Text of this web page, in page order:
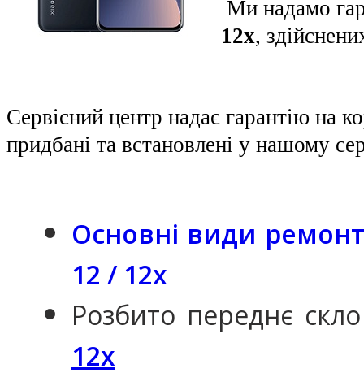
Ми надамо
12x,
Сервісний центр надає гарантію на
придбані та встановлені у нашому
Основні види
12 / 12x
Розбито переднє
12x